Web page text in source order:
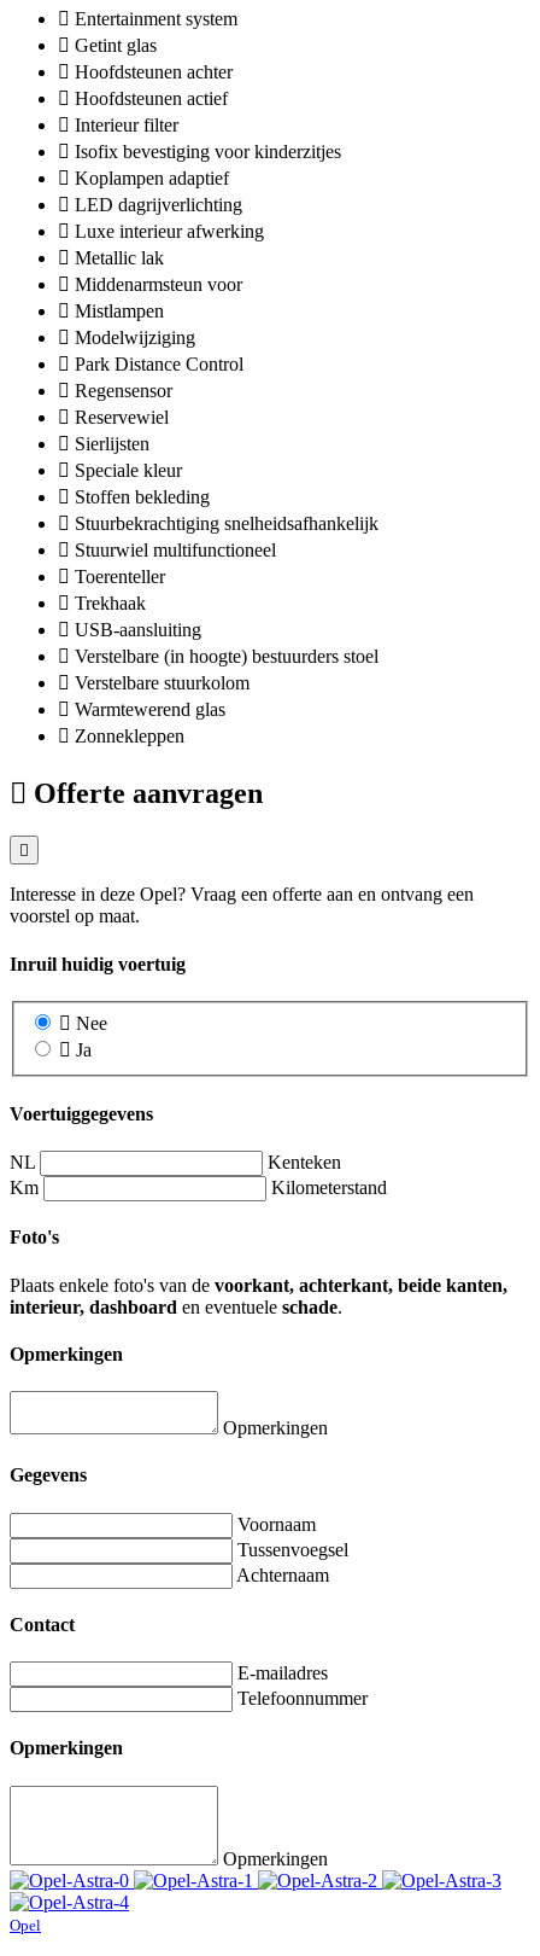
Entertainment system
Getint glas
Hoofdsteunen achter
Hoofdsteunen actief
Interieur filter
Isofix bevestiging voor kinderzitjes
Koplampen adaptief
LED dagrijverlichting
Luxe interieur afwerking
Metallic lak
Middenarmsteun voor
Mistlampen
Modelwijziging
Park Distance Control
Regensensor
Reservewiel
Sierlijsten
Speciale kleur
Stoffen bekleding
Stuurbekrachtiging snelheidsafhankelijk
Stuurwiel multifunctioneel
Toerenteller
Trekhaak
USB-aansluiting
Verstelbare (in hoogte) bestuurders stoel
Verstelbare stuurkolom
Warmtewerend glas
Zonnekleppen
Offerte aanvragen
Interesse in deze Opel? Vraag een offerte aan en ontvang een
voorstel op maat.
Inruil huidig voertuig
Nee
Ja
Voertuiggegevens
NL
Kenteken
Km
Kilometerstand
Foto's
Plaats enkele foto's van de voorkant, achterkant, beide kanten,
interieur, dashboard en eventuele schade.
Opmerkingen
Opmerkingen
Gegevens
Voornaam
Tussenvoegsel
Achternaam
Contact
E-mailadres
Telefoonnummer
Opmerkingen
Opmerkingen
Opel